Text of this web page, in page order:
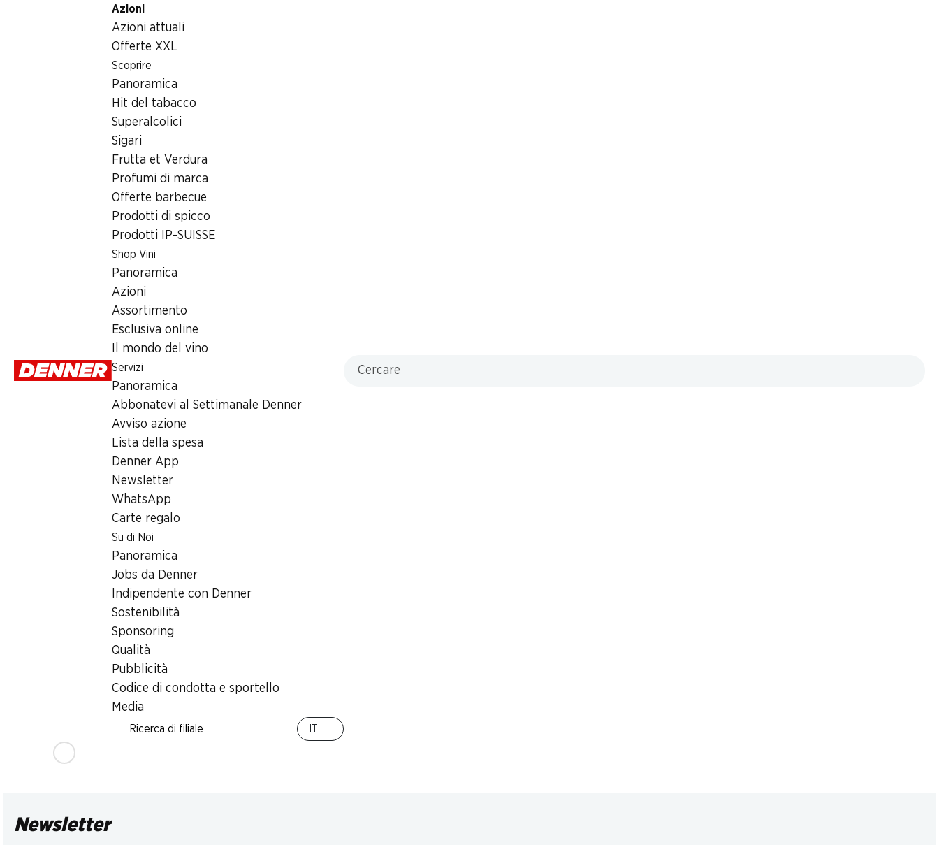
Azioni
Azioni attuali
Offerte XXL
Scoprire
Panoramica
Hit del tabacco
Superalcolici
Sigari
Frutta et Verdura
Profumi di marca
Offerte barbecue
Prodotti di spicco
Prodotti IP-SUISSE
Shop Vini
Panoramica
Azioni
Assortimento
Esclusiva online
Il mondo del vino
Servizi
Panoramica
Abbonatevi al Settimanale Denner
Avviso azione
Lista della spesa
Denner App
Newsletter
WhatsApp
Carte regalo
Su di Noi
Panoramica
Jobs da Denner
Indipendente con Denner
Sostenibilità
Sponsoring
Qualità
Pubblicità
Codice di condotta e sportello
Media
Ricerca di filiale
Generi alimentari
Insalata di barbabietole IP-SUISSE
pronta per il consumo, 500 g
1008922
Altri clienti hanno acquistato anche
20%
Newsletter